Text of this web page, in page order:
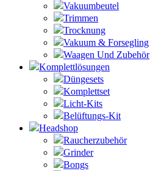
Vakuumbeutel
Trimmen
Trocknung
Vakuum & Forsegling
Waagen Und Zubehör
Komplettlösungen
Düngesets
Komplettset
Licht-Kits
Belüftungs-Kit
Headshop
Raucherzubehör
Grinder
Bongs